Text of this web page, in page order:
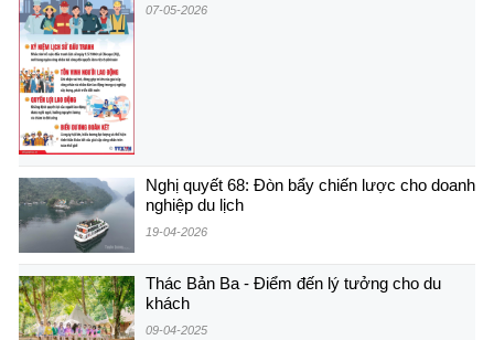
07-05-2026
Nghị quyết 68: Đòn bẩy chiến lược cho doanh
nghiệp du lịch
19-04-2026
Thác Bản Ba - Điểm đến lý tưởng cho du
khách
09-04-2025